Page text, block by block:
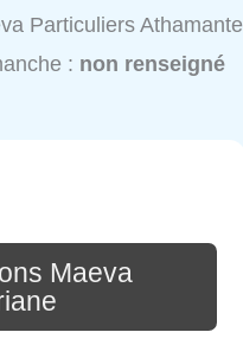
Particuliers Athamante
: non renseigné
Maeva